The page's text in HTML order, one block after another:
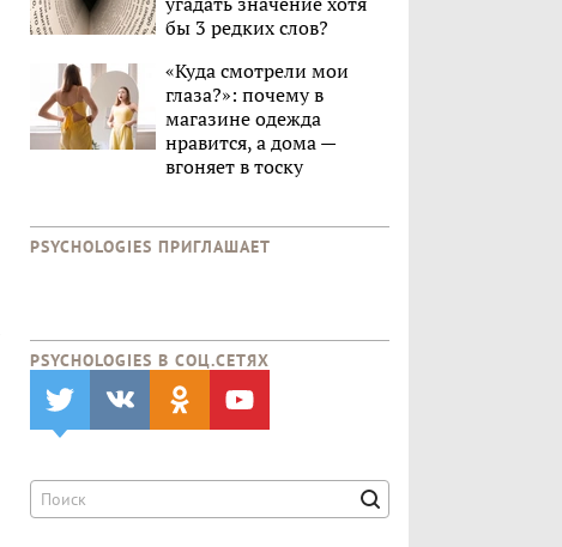
бы 3 редких слов?
«Куда смотрели мои
глаза?»: почему в
магазине одежда
нравится, а дома —
вгоняет в тоску
PSYCHOLOGIES ПРИГЛАШАЕТ
PSYCHOLOGIES В CОЦ.СЕТЯХ